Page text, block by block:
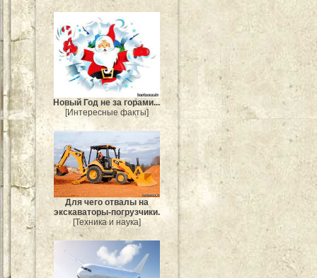
Новый Год не за горами...
[Интересные факты]
Для чего отвалы на
экскаваторы-погрузчики.
[Техника и наука]